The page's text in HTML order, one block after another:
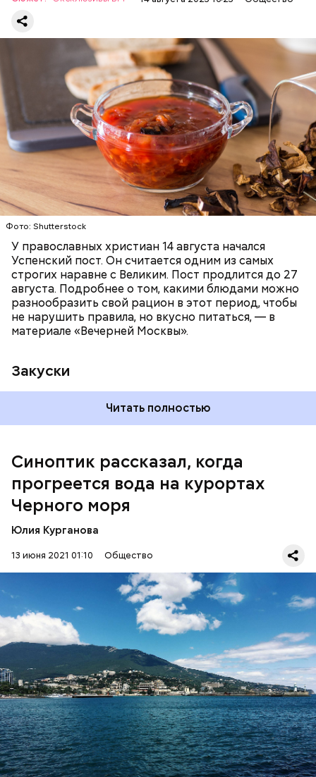
Фото: Shutterstock
У православных христиан 14 августа начался
Успенский пост. Он считается одним из самых
строгих наравне с Великим. Пост продлится до 27
августа. Подробнее о том, какими блюдами можно
разнообразить свой рацион в этот период, чтобы
не нарушить правила, но вкусно питаться, — в
материале «Вечерней Москвы».
Закуски
Баклажаны с овощами
Читать полностью
ПРАВОСЛАВИЕ ЕДА РЕЦЕПТЫ
Синоптик рассказал, когда
прогреется вода на курортах
Черного моря
Юлия Курганова
13 июня 2021 01:10 Общество
Синоптик отметил, что в Сочи, Феодосии, Алуште,
Ялте вода пока прогрелась лишь до 17 градусов
тепла, в Туапсе — до 18 градусов, а в Евпатории —
до 19 градусов.
По словам Вильфанда, с середины следующей
прогреваться, потому что на юг России придет
потепление. Температура воздуха будет там выше
нормы уже к середине следующей недели — плюс
24-28 градусов, передает
Читайте также:Синоптик предупредил о переносе
купального сезона в Москве и Подмосковье
ЧЕРНОЕ МОРЕ
ПОГОДА
КУПАЛЬНЫЙ СЕЗОН